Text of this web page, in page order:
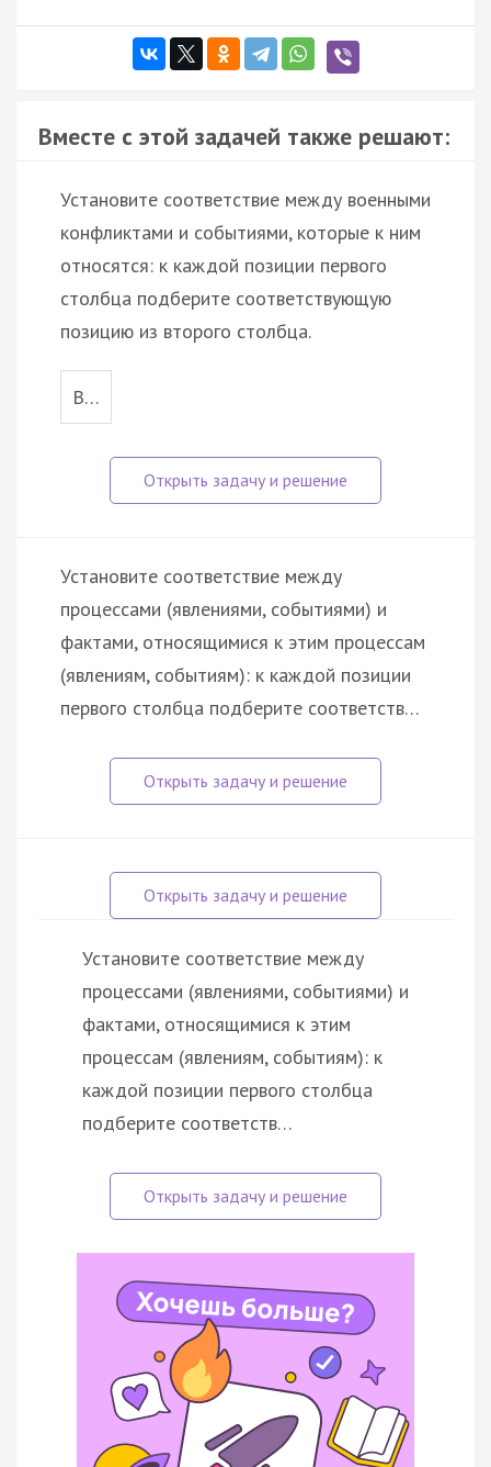
Вместе с этой задачей также решают:
Установите соответствие между военными
конфликтами и событиями, которые к ним
относятся: к каждой позиции первого
столбца подберите соответствующую
позицию из второго столбца.
В…
Установите соответствие между
процессами (явлениями, событиями) и
фактами, относящимися к этим процессам
(явлениям, событиям): к каждой позиции
первого столбца подберите соответств…
Установите соответствие между
процессами (явлениями, событиями) и
фактами, относящимися к этим
процессам (явлениям, событиям): к
каждой позиции первого столбца
подберите соответств…